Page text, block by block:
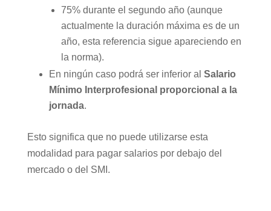
75% durante el segundo año (aunque
actualmente la duración máxima es de un
año, esta referencia sigue apareciendo en
la norma).
En ningún caso podrá ser inferior al Salario
Mínimo Interprofesional proporcional a la
jornada.
Esto significa que no puede utilizarse esta
modalidad para pagar salarios por debajo del
mercado o del SMI.